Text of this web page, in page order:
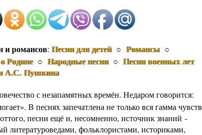
и романсов: Песни для детей○ Романсы ○
Родине○ Народные песни○ Песни военных лет
А.С. Пушкина
с незапамятных времён. Недаром говорится:
В песнях запечатлена не только вся гамма чувств
песни ещё и, несомненно, источник знаний -
литературоведами, фольклористами, историками,